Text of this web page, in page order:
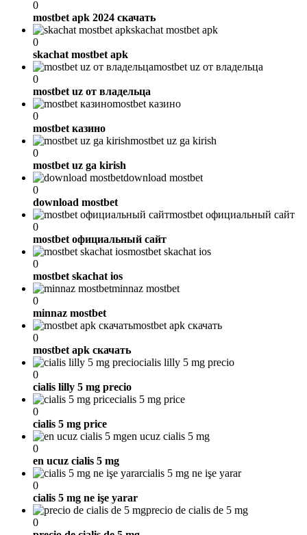
0
mostbet apk 2024 скачать
skachat mostbet apk
0
skachat mostbet apk
mostbet uz от владельца
0
mostbet uz от владельца
mostbet казино
0
mostbet казино
mostbet uz ga kirish
0
mostbet uz ga kirish
download mostbet
0
download mostbet
mostbet официальный сайт
0
mostbet официальный сайт
mostbet skachat ios
0
mostbet skachat ios
minnaz mostbet
0
minnaz mostbet
mostbet apk скачать
0
mostbet apk скачать
cialis lilly 5 mg precio
0
cialis lilly 5 mg precio
cialis 5 mg price
0
cialis 5 mg price
en ucuz cialis 5 mg
0
en ucuz cialis 5 mg
cialis 5 mg ne işe yarar
0
cialis 5 mg ne işe yarar
precio de cialis de 5 mg
0